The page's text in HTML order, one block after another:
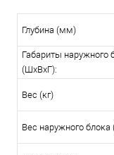
Глубина (мм)
Габариты наружного
(ШxВxГ):
Вес (кг)
Вес наружного блока